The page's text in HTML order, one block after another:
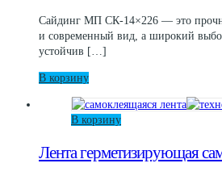
Сайдинг МП СК-14×226 — это
и современный вид, а широкий
устойчив […]
В корзину
В корзину
Лента герметизирующая